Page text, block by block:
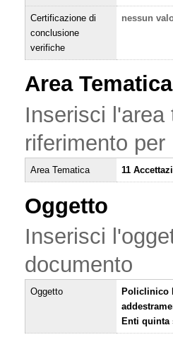
Certificazione di
conclusione
verifiche
nessun
Area Tematica
Inserisci l'area
riferimento
Area Tematica 11
Oggetto
Inserisci
documento
Oggetto
Policlinico
Enti quinta